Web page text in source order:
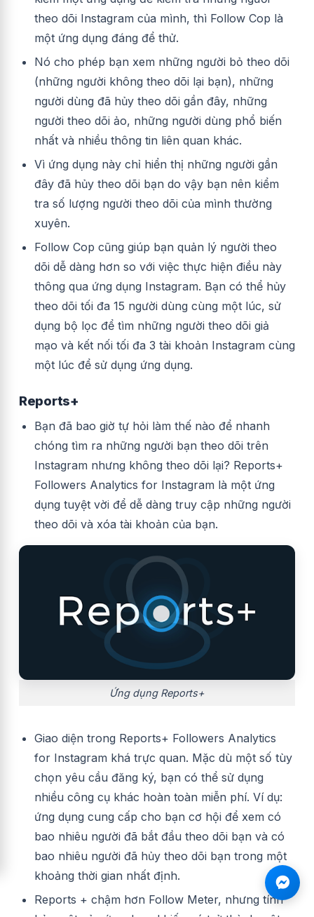
theo dõi Instagram của mình, thì Follow Cop là
một ứng dụng đáng để thử.
Nó cho phép bạn xem những người bỏ theo dõi
(những người không theo dõi lại bạn), những
người dùng đã hủy theo dõi gần đây, những
người theo dõi ảo, những người dùng phổ biến
nhất và nhiều thông tin liên quan khác.
Vì ứng dụng này chỉ hiển thị những người gần
đây đã hủy theo dõi bạn do vậy bạn nên kiểm
tra số lượng người theo dõi của mình thường
xuyên.
Follow Cop cũng giúp bạn quản lý người theo
dõi dễ dàng hơn so với việc thực hiện điều này
thông qua ứng dụng Instagram. Bạn có thể hủy
theo dõi tối đa 15 người dùng cùng một lúc, sử
dụng bộ lọc để tìm những người theo dõi giả
mạo và kết nối tối đa 3 tài khoản Instagram cùng
một lúc để sử dụng ứng dụng.
Reports+
Bạn đã bao giờ tự hỏi làm thế nào để nhanh
chóng tìm ra những người bạn theo dõi trên
Instagram nhưng không theo dõi lại? Reports+
Followers Analytics for Instagram là một ứng
dụng tuyệt vời để dễ dàng truy cập những người
theo dõi và xóa tài khoản của bạn.
Ứng dụng Reports+
Giao diện trong Reports+ Followers Analytics
for Instagram khá trực quan. Mặc dù một số tùy
chọn yêu cầu đăng ký, bạn có thể sử dụng
nhiều công cụ khác hoàn toàn miễn phí. Ví dụ:
ứng dụng cung cấp cho bạn cơ hội để xem có
bao nhiêu người đã bắt đầu theo dõi bạn và có
bao nhiêu người đã hủy theo dõi bạn trong một
khoảng thời gian nhất định.
Reports + chậm hơn Follow Meter, nhưng tính